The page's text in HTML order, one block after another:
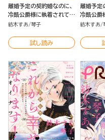
離婚予定の契約婚なのに、
冷酷公爵様に執着されてい
ます （3）
紡木すあ 琴子
試し読み
離婚予定
冷酷公爵
ます （3）
紡木すあ